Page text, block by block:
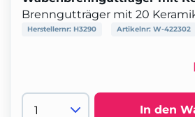
Brenngutträger mit 20
Herstellernr: H3290 Artikelnr: W-422302
In den